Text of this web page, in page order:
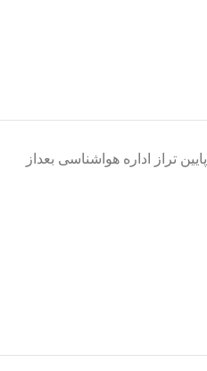
: جاده محمدشهر کیلومتر ۵ پایین تراز اداره هواشناسی بعداز